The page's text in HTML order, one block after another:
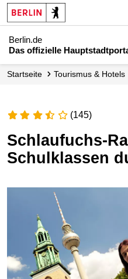
Berlin.de
Das offizielle
Startseite Tourismus & Hotels
(145)
Schlaufuchs-Rallye für
Schulklassen